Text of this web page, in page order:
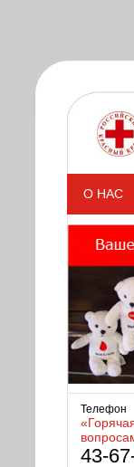
s
О НАС
Телефон
43-